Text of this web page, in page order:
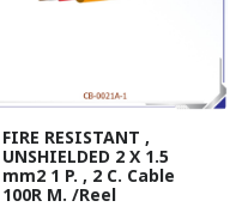
FIRE RESISTANT ,
UNSHIELDED 2 X 1.5
mm2 1 P. , 2 C. Cable
100R M. /Reel